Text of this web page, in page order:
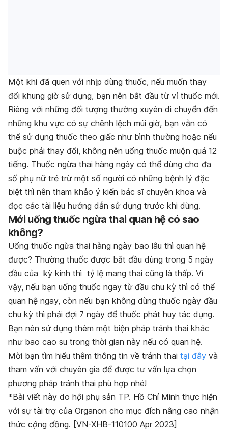
Một khi đã quen với nhịp dùng thuốc, nếu muốn thay
đổi khung giờ sử dụng, bạn nên bắt đầu từ vỉ thuốc mới.
Riêng với những đối tượng thường xuyên di chuyển đến
những khu vực có sự chênh lệch múi giờ, bạn vẫn có
thể sử dụng thuốc theo giấc như bình thường hoặc nếu
buộc phải thay đổi, không nên uống thuốc muộn quá 12
tiếng. Thuốc ngừa thai hàng ngày có thể dùng cho đa
số phụ nữ trẻ trừ một số người có những bệnh lý đặc
biệt thì nên tham khảo ý kiến bác sĩ chuyên khoa và
đọc các tài liệu hướng dẫn sử dụng trước khi dùng.
Mới uống thuốc ngừa thai quan hệ có sao
không?
Uống thuốc ngừa thai hàng ngày bao lâu thì quan hệ
được? Thường thuốc được bắt đầu dùng trong 5 ngày
đầu của kỳ kinh thì tỷ lệ mang thai cũng là thấp. Vì
vậy, nếu bạn uống thuốc ngay từ đầu chu kỳ thì có thể
quan hệ ngay, còn nếu bạn không dùng thuốc ngày đầu
chu kỳ thì phải đợi 7 ngày để thuốc phát huy tác dụng.
Bạn nên sử dụng thêm một biện pháp tránh thai khác
như bao cao su trong thời gian này nếu có quan hệ.
Mời bạn tìm hiểu thêm thông tin về tránh thai tại đây và
tham vấn với chuyên gia để được tư vấn lựa chọn
phương pháp tránh thai phù hợp nhé!
*Bài viết này do hội phụ sản TP. Hồ Chí Minh thực hiện
với sự tài trợ của Organon cho mục đích nâng cao nhận
thức cộng đồng. [VN-XHB-110100 Apr 2023]